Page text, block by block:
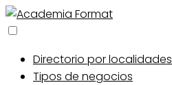
Directorio por localidades
Tipos de negocios